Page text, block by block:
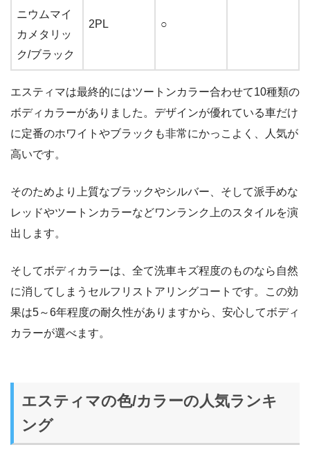
ニウムマイ
カメタリッ
ク/ブラック
2PL ○
エスティマは最終的にはツートンカラー合わせて10種類の
ボディカラーがありました。デザインが優れている車だけ
に定番のホワイトやブラックも非常にかっこよく、人気が
高いです。
そのためより上質なブラックやシルバー、そして派手めな
レッドやツートンカラーなどワンランク上のスタイルを演
出します。
そしてボディカラーは、全て洗車キズ程度のものなら自然
に消してしまうセルフリストアリングコートです。この効
果は5～6年程度の耐久性がありますから、安心してボディ
カラーが選べます。
エスティマの色/カラーの人気ランキ
ング